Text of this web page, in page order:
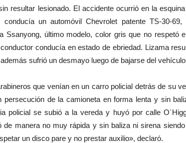
resultar lesionado. El accidente ocurrió en la
un automóvil Chevrolet patente TS-30-69,
Ssanyong, último modelo, color gris que no respetó
conducía en estado de ebriedad. Lizama
sufrió un desmayo luego de bajarse del
que venían en un carro policial detrás de su
de la camioneta en forma lenta y sin
policial se subió a la vereda y huyó por calle
manera no muy rápida y sin baliza ni sirena
un disco pare y no prestar auxilio», declaró.